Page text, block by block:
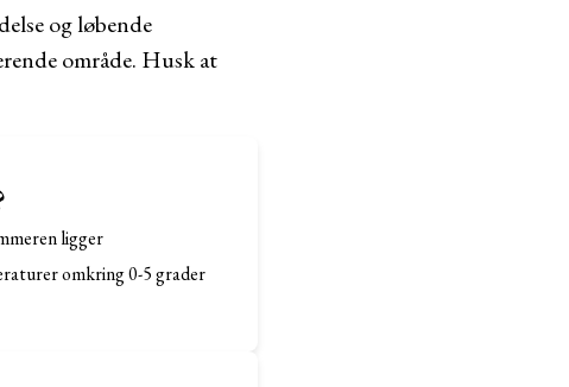
og løbende
område. Husk at
ligger
omkring 0-5 grader